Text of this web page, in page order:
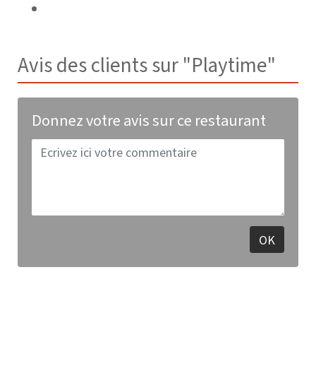
Avis des clients sur "Playtime"
Donnez votre avis sur ce restaurant